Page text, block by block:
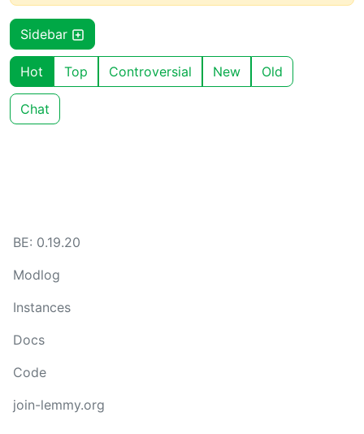
Sidebar
Hot Top Controversial New Old
Chat
BE: 0.19.20
Modlog
Instances
Docs
Code
join-lemmy.org